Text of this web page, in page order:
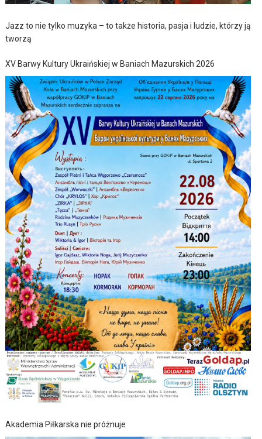
Jazz to nie tylko muzyka – to także historia, pasja i ludzie, którzy ją
tworzą
XV Barwy Kultury Ukraińskiej w Baniach Mazurskich 2026
Akademia Piłkarska nie próżnuje